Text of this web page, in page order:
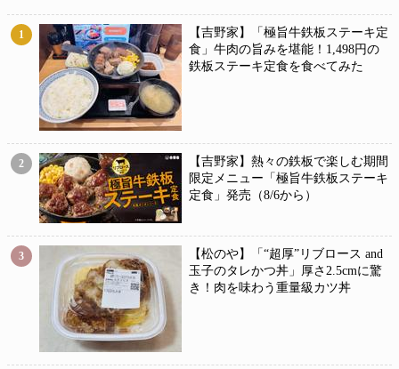
1
【吉野家】「極旨牛鉄板ステーキ定
食」牛肉の旨みを堪能！1,498円の
鉄板ステーキ定食を食べてみた
2
【吉野家】熱々の鉄板で楽しむ期間
限定メニュー「極旨牛鉄板ステーキ
定食」発売（8/6から）
3
【松のや】「“超厚”リブロース and
玉子のタレかつ丼」厚さ2.5cmに驚
き！肉を味わう重量級カツ丼